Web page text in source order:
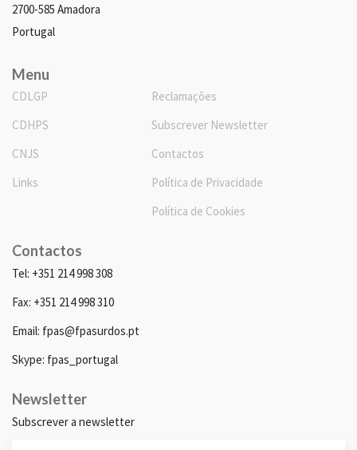
2700-585 Amadora
Portugal
Menu
CDLGP
CDHPS
CNJS
Links
Reclamações
Subscrever Newsletter
Contactos
Política de Privacidade
Política de Cookies
Contactos
Tel: +351 214 998 308
Fax: +351 214 998 310
Email: fpas@fpasurdos.pt
Skype: fpas_portugal
Newsletter
Subscrever a newsletter